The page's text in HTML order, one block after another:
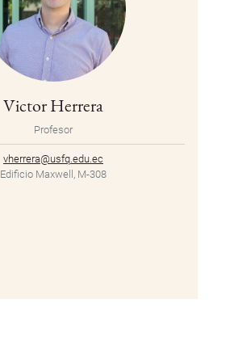
Victor Herrera
Profesor
vherrera@usfq.edu.ec
Edificio Maxwell, M-308